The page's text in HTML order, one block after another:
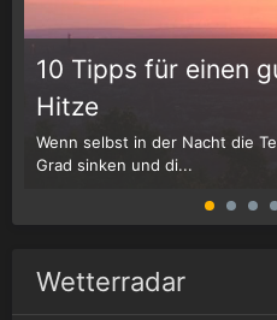
10 Tipps für einen
Hitze
Wenn selbst in der Nacht die
Grad sinken und di...
Wetterradar